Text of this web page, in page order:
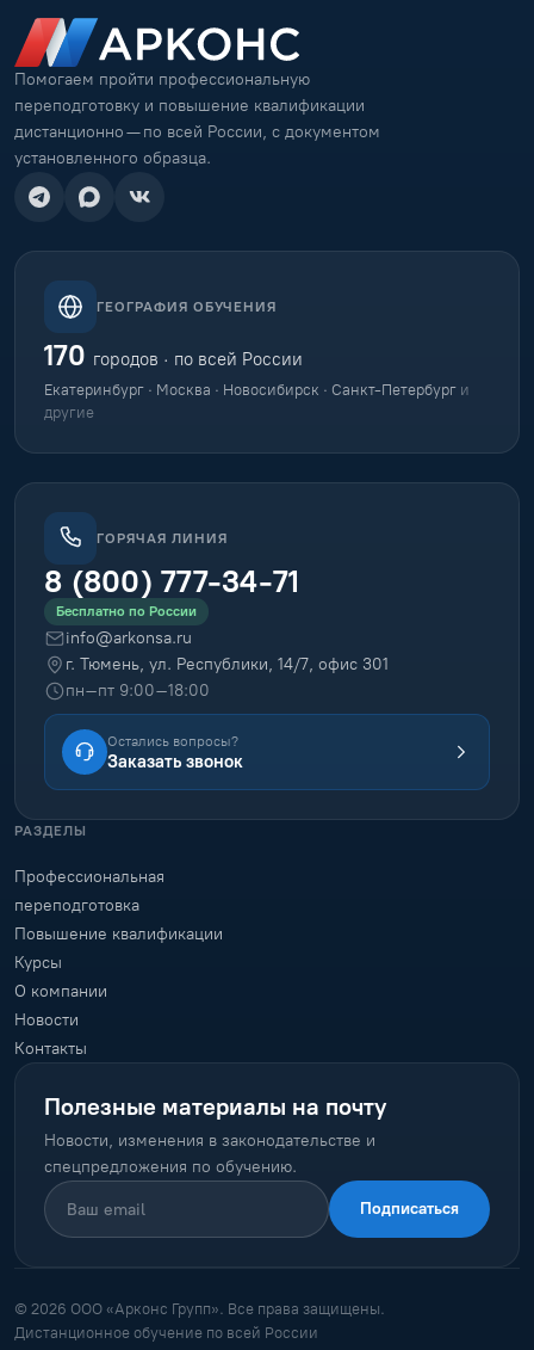
Помогаем пройти профессиональную
переподготовку и повышение квалификации
дистанционно — по всей России, с документом
установленного образца.
ГЕОГРАФИЯ ОБУЧЕНИЯ
170 городов · по всей России
Екатеринбург · Москва · Новосибирск · Санкт-Петербург и
другие
ГОРЯЧАЯ ЛИНИЯ
8 (800) 777-34-71
Бесплатно по России
info@arkonsa.ru
г. Тюмень, ул. Республики, 14/7, офис 301
пн–пт 9:00–18:00
Остались вопросы?
Заказать звонок
РАЗДЕЛЫ
Профессиональная
переподготовка
Повышение квалификации
Курсы
О компании
Новости
Контакты
Полезные материалы на почту
Новости, изменения в законодательстве и
спецпредложения по обучению.
Подписаться
© 2026 ООО «Арконс Групп». Все права защищены.
Дистанционное обучение по всей России